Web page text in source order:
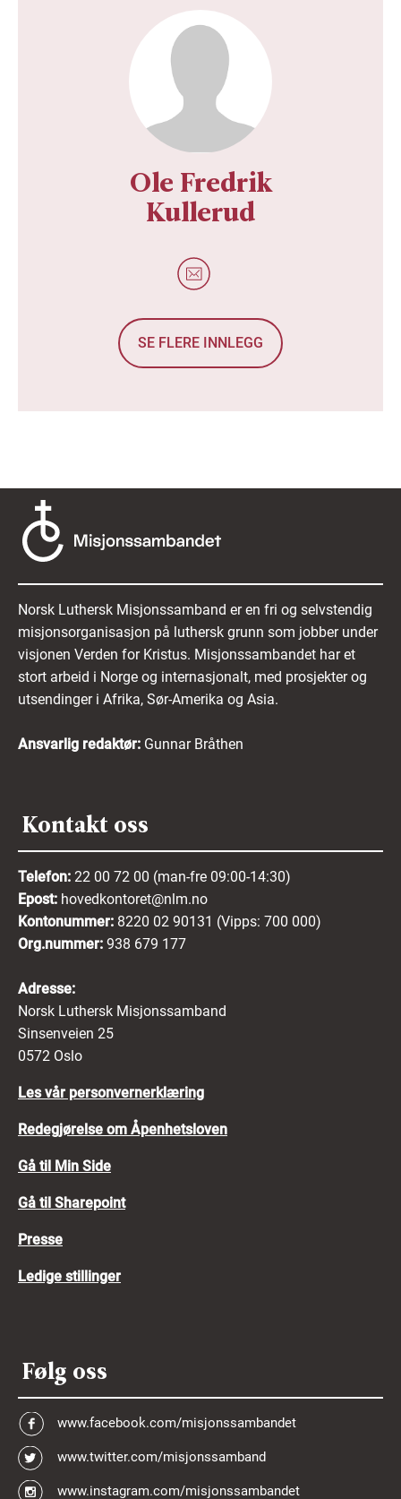
Ole Fredrik
Kullerud
SE FLERE INNLEGG
Norsk Luthersk Misjonssamband er en fri og selvstendig
misjonsorganisasjon på luthersk grunn som jobber under
visjonen Verden for Kristus. Misjonssambandet har et
stort arbeid i Norge og internasjonalt, med prosjekter og
utsendinger i Afrika, Sør-Amerika og Asia.
Ansvarlig redaktør: Gunnar Bråthen
Kontakt oss
Telefon: 22 00 72 00 (man-fre 09:00-14:30)
Epost: hovedkontoret@nlm.no
Kontonummer: 8220 02 90131 (Vipps: 700 000)
Org.nummer: 938 679 177
Adresse:
Norsk Luthersk Misjonssamband
Sinsenveien 25
0572 Oslo
Les vår personvernerklæring
Redegjørelse om Åpenhetsloven
Gå til Min Side
Gå til Sharepoint
Presse
Ledige stillinger
Følg oss
www.facebook.com/misjonssambandet
www.twitter.com/misjonssamband
www.instagram.com/misjonssambandet